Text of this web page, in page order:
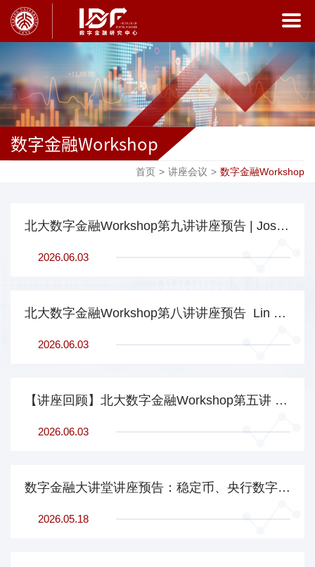
数字金融Workshop
首页 > 讲座会议 > 数字金融Workshop
北大数字金融Workshop第九讲讲座预告 | Josh Lerner, Harvard Business School
2026.06.03
北大数字金融Workshop第八讲讲座预告 Lin Peng, Baruch Zicklin
2026.06.03
【讲座回顾】北大数字金融Workshop第五讲 | 李凯：认知的双系统视角与投资者选择
2026.06.03
数字金融大讲堂讲座预告：稳定币、央行数字货币和货币政策 | Franklin Allen, Imperial Business School
2026.05.18